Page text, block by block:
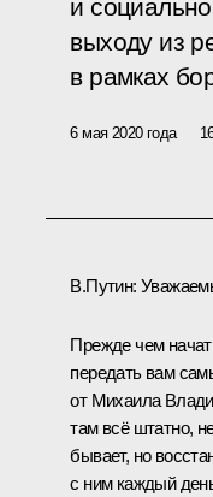
и
выходу из
в рамках
6 мая 2020 года
В.Путин:
Прежде чем
передать вам
от Михаила
там всё штатно,
бывает, но
с ним каждый